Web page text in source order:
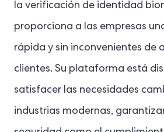
la verificación de identidad
proporciona a las empresas
rápida y sin inconvenientes de
clientes. Su plataforma está
satisfacer las necesidades
industrias modernas,